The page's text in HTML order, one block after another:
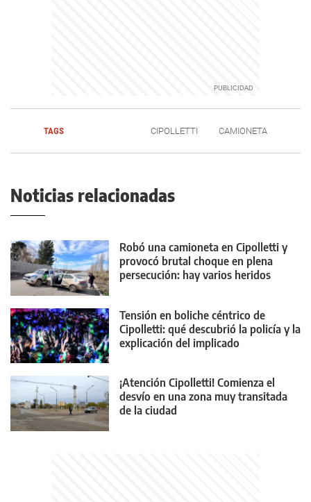
TAGS CIPOLLETTI CAMIONETA
Noticias relacionadas
Robó una camioneta en Cipolletti y
provocó brutal choque en plena
persecución: hay varios heridos
Tensión en boliche céntrico de
Cipolletti: qué descubrió la policía y la
explicación del implicado
¡Atención Cipolletti! Comienza el
desvío en una zona muy transitada
de la ciudad